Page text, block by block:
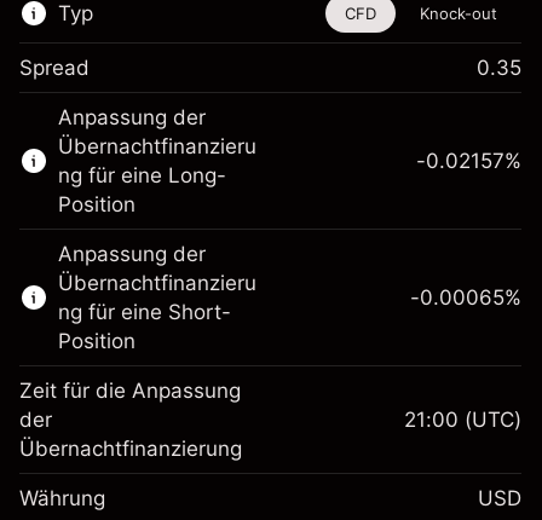
Typ
Dieses Finanzinstrument steht für das Traden
über CFDs und Knock-outs zur Verfügung.
Erfahren Sie mehr über:
CFDs
Knock-outs
CFD Knock-out
Spread 0.35
Anpassung der
Übernachtfinanzieru
ng für eine Long-
Position
$1,000.00
Anpassung der
Übernachtfinanzierung
Gebühren aus
-0.021568
%
-0.02157%
Anpassung der
Übernachtfinanzieru
ng für eine Short-
Position
-0.00065%
Zeit für die Anpassung
der
Übernachtfinanzierung
21:00 (UTC)
Währung USD